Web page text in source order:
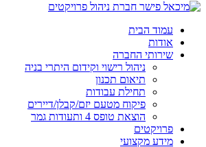
עמוד הבית
אודות
שירותי החברה
ניהול רישוי וקידום היתרי בניה
תיאום תכנון
תחילת עבודות
פיקוח מטעם יזם/קבלן/דיירים
הוצאת טופס 4 ותעודות גמר
פרויקטים
מידע מקצועי